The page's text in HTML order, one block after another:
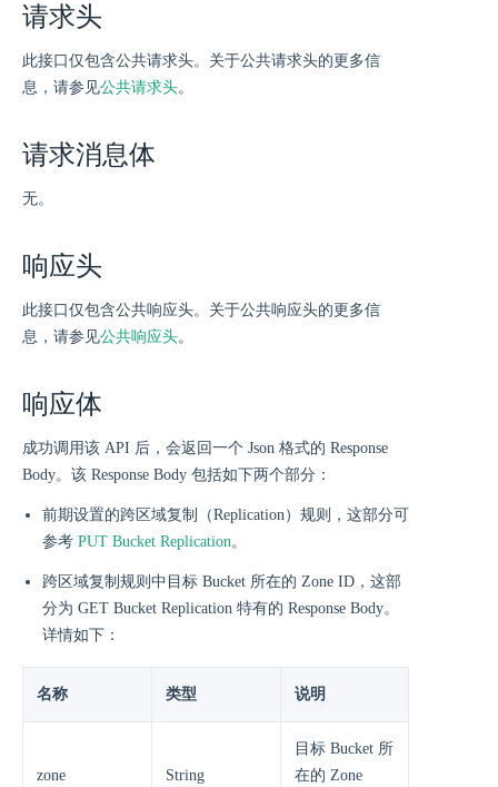
请求头
此接口仅包含公共请求头。关于公共请求头的更多信
息，请参见公共请求头。
请求消息体
无。
响应头
此接口仅包含公共响应头。关于公共响应头的更多信
息，请参见公共响应头。
响应体
成功调用该 API 后，会返回一个 Json 格式的 Response
Body。该 Response Body 包括如下两个部分：
前期设置的跨区域复制（Replication）规则，这部分可
参考 PUT Bucket Replication 。
跨区域复制规则中目标 Bucket 所在的 Zone ID，这部
分为 GET Bucket Replication 特有的 Response Body。
详情如下：
名称 类型 说明
zone String
目标 Bucket 所
在的 Zone